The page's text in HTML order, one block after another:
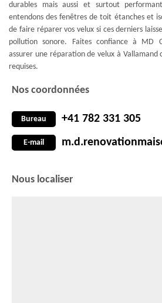
durables mais aussi et surtout
entendons des fenêtres de toit étanches et
de faire réparer vos velux si ces derniers
pollution sonore. Faites confiance à MD
assurer une réparation de velux à Vallamand
requises.
Nos coordonnées
Bureau +41 782 331 305
E-mail
Nous localiser